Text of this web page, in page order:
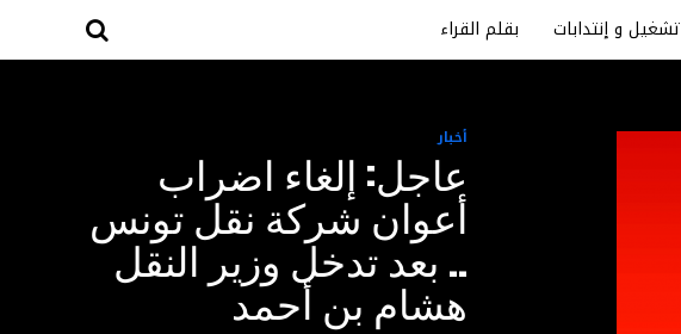
تشغيل و إنتدابات بقلم القراء
أخبار
عاجل: إلغاء اضراب
أعوان شركة نقل تونس
.. بعد تدخل وزير النقل
هشام بن أحمد